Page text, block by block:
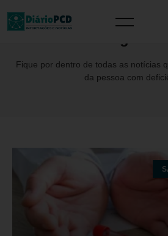
Fique por dentro de todas as notícias
da pessoa com